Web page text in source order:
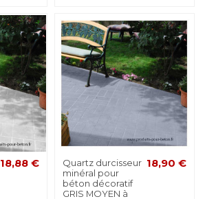
18,88 €
Quartz durcisseur
minéral pour
béton décoratif
GRIS MOYEN à
18,90 €